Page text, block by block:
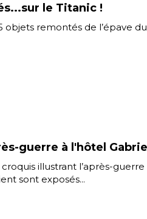
le Titanic !
objets remontés de l’épave
guerre à l'hôtel
illustrant l’après-guerre
sont exposés...